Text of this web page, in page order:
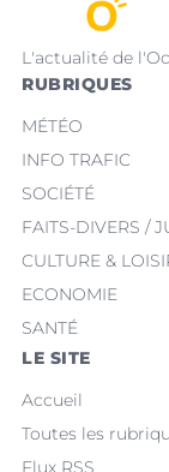
L'actualité de
RUBRIQUES
MÉTÉO
INFO TRAFIC
SOCIÉTÉ
FAITS-DIVERS /
CULTURE &
ECONOMIE
SANTÉ
LE SITE
Accueil
Toutes les
Flux RSS